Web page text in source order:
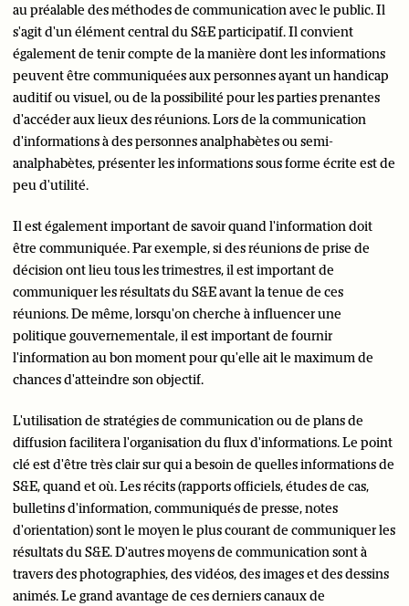
au préalable des méthodes de communication avec le public. Il
s'agit d'un élément central du S&E participatif. Il convient
également de tenir compte de la manière dont les informations
peuvent être communiquées aux personnes ayant un handicap
auditif ou visuel, ou de la possibilité pour les parties prenantes
d'accéder aux lieux des réunions. Lors de la communication
d'informations à des personnes analphabètes ou semi-
analphabètes, présenter les informations sous forme écrite est de
peu d'utilité.
Il est également important de savoir quand l'information doit
être communiquée. Par exemple, si des réunions de prise de
décision ont lieu tous les trimestres, il est important de
communiquer les résultats du S&E avant la tenue de ces
réunions. De même, lorsqu'on cherche à influencer une
politique gouvernementale, il est important de fournir
l'information au bon moment pour qu'elle ait le maximum de
chances d'atteindre son objectif.
L'utilisation de stratégies de communication ou de plans de
diffusion facilitera l'organisation du flux d'informations. Le point
clé est d'être très clair sur qui a besoin de quelles informations de
S&E, quand et où. Les récits (rapports officiels, études de cas,
bulletins d'information, communiqués de presse, notes
d'orientation) sont le moyen le plus courant de communiquer les
résultats du S&E. D'autres moyens de communication sont à
travers des photographies, des vidéos, des images et des dessins
animés. Le grand avantage de ces derniers canaux de